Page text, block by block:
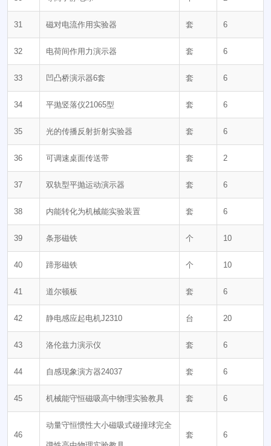
31 磁对电流作用实验器 套 6
32 电荷间作用力演示器 套 6
33 凹凸桥演示器6套 套 6
34 平抛竖落仪21065型 套 6
35 光的传播反射折射实验器 套 6
36 可调速桌面传送带 套 2
37 双轨型平抛运动演示器 套 6
38 内能转化为机械能实验装置 套 6
39 条形磁铁 个 10
40 蹄形磁铁 个 10
41 道尔顿板 套 6
42 静电感应起电机J2310 台 20
43 洛伦兹力演示仪 套 6
44 自感现象演方器24037 套 6
45 机械能守恒磁吸高中物理实验教具 套 6
46
动量守恒惯性大小磁吸式碰撞球完全
套 6